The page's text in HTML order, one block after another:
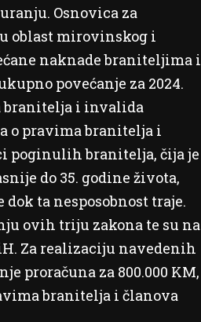
Osnovica za
oblast mirovinskog i
naknade braniteljima i
povećanje za 2024.
branitelja i invalida
o pravima branitelja i
poginulih branitelja, čija je
do 35. godine života,
ta nesposobnost traje.
ovih triju zakona te su na
Za realizaciju navedenih
proračuna za 800.000 KM,
branitelja i članova